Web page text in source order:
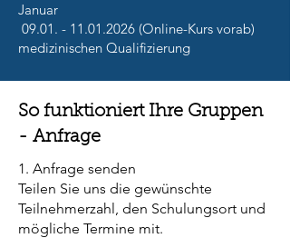
Januar
09.01. - 11.01.2026 (Online-Kurs vorab)
medizinischen Qualifizierung
So funktioniert Ihre Gruppen
- Anfrage
1. Anfrage senden
Teilen Sie uns die gewünschte
Teilnehmerzahl, den Schulungsort und
mögliche Termine mit.